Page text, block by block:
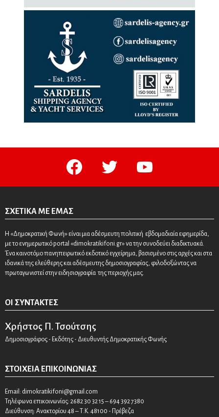
facebook twitter youtube
ΣΧΕΤΙΚΆ ΜΕ ΕΜΆΣ
Η «Δημοκρατική Φωνή» είναι μια αδέσμευτη πολιτική εβδομαδιαία εφημερίδα,
με το ενημερωτικό portal «dimokratikifoni.gr» να την συνοδεύει διαδικτυακά.
Ένα καινοτόμο πανηπειρωτικό εκδοτικό εγχείρημα, βασισμένο στις αρχές και στα
ιδανικά της ελεύθερης και αδέσμευτης δημοσιογραφίας, φιλοδοξώντας να
πρωταγωνιστεί στην ειδησιογραφία της περιοχής μας.
ΟΙ ΣΥΝΤΆΚΤΕΣ
Χρήστος Π. Τσούτσης
Δημοσιογράφος - Εκδότης - Διευθυντής Δημοκρατικής Φωνής
ΣΤΟΙΧΕΊΑ ΕΠΙΚΟΙΝΩΝΊΑΣ
Email: dimokratikifoni@gmail.com
Τηλέφωνα επικοινωνίας: 2682 30 32 15 – 694 392 7380
Διεύθυνση: Ανακτορίου 48 – Τ.Κ. 48100 - Πρέβεζα